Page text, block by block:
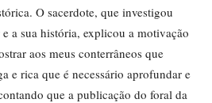
O sacerdote, que investigou
a sua história, explicou a motivação
aos meus conterrâneos que
e rica que é necessário aprofundar e
que a publicação do foral da